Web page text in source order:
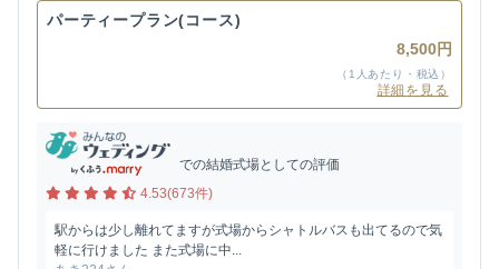
パーティープラン(コース)
8,500円
（1人あたり・税込）
詳細を見る
での結婚式場としての評価
4.53(673件)
駅からは少し離れてますが式場からシャトルバスも出てるので気
軽に行けました また式場に中...